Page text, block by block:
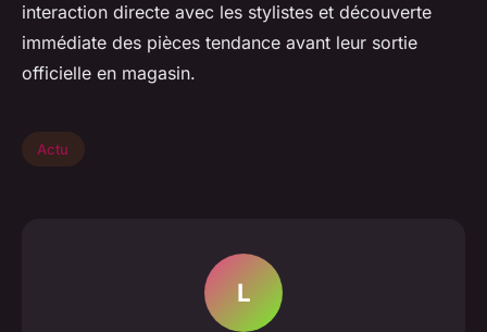
interaction directe avec les stylistes et découverte
immédiate des pièces tendance avant leur sortie
officielle en magasin.
Actu
L